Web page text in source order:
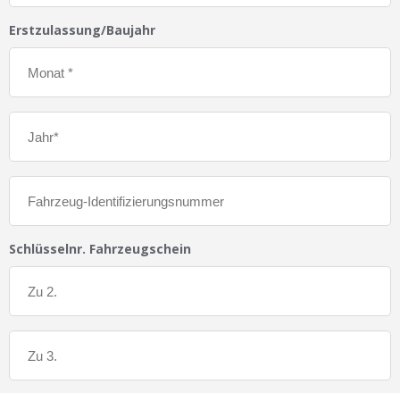
Erstzulassung/Baujahr
Schlüsselnr. Fahrzeugschein